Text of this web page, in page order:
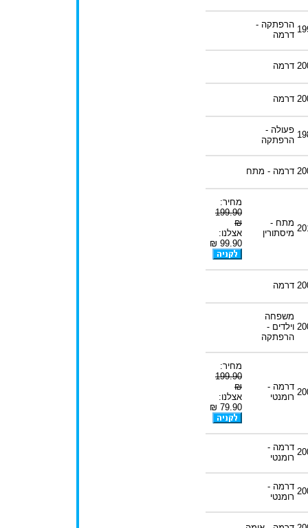
הרפתקה -
דרמה
דרמה
דרמה
פעולה -
הרפתקה
דרמה - מתח
מתח -
מיסתורין
מחיר:
199.90
₪
אצלנו:
99.90 ₪
דרמה
משפחה
וילדים -
הרפתקה
דרמה -
רומנטי
מחיר:
199.90
₪
אצלנו:
79.90 ₪
דרמה -
רומנטי
דרמה -
רומנטי